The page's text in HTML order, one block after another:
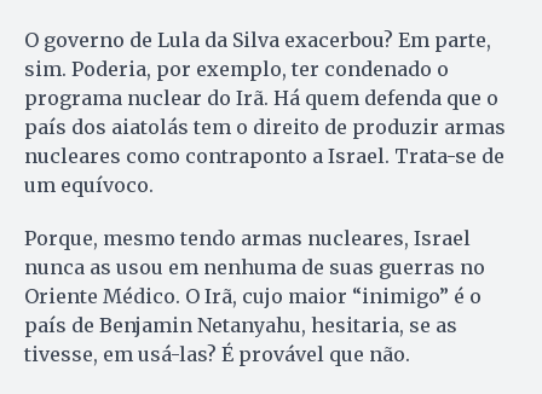
O governo de Lula da Silva exacerbou? Em parte,
sim. Poderia, por exemplo, ter condenado o
programa nuclear do Irã. Há quem defenda que o
país dos aiatolás tem o direito de produzir armas
nucleares como contraponto a Israel. Trata-se de
um equívoco.
Porque, mesmo tendo armas nucleares, Israel
nunca as usou em nenhuma de suas guerras no
Oriente Médico. O Irã, cujo maior “inimigo” é o
país de Benjamin Netanyahu, hesitaria, se as
tivesse, em usá-las? É provável que não.